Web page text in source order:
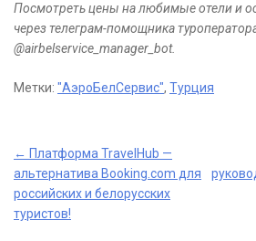
Посмотреть цены на любимые отели и
через телеграм-помощника
@airbelservice_manager_bot.
Метки: "АэроБелСервис", Турция
Post
navigation
← Платформа TravelHub —
альтернатива Booking.com для
российских и белорусских
туристов!